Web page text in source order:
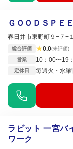
ＧＯＯＤＳＰＥ
春日井市東野町９−７−
総合評価 ★0.0(未評価)
営業
10：00〜19
定休日 毎週火・水
ラビット 一宮バ
ワーク